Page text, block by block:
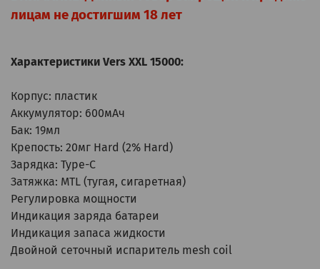
лицам не достигшим 18 лет
Характеристики Vers XXL 15000:
Корпус: пластик
Аккумулятор: 600мАч
Бак: 19мл
Крепость: 20мг Hard (2% Hard)
Зарядка: Type-C
Затяжка: MTL (тугая, сигаретная)
Регулировка мощности
Индикация заряда батареи
Индикация запаса жидкости
Двойной сеточный испаритель mesh coil